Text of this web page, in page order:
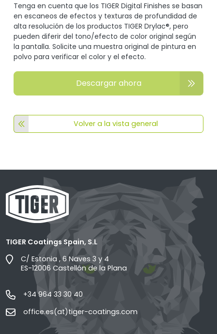
Tenga en cuenta que los TIGER Digital Finishes se basan
en escaneos de efectos y texturas de profundidad de
alta resolución de los productos TIGER Drylac®, pero
pueden diferir del tono/efecto de color original según
la pantalla. Solicite una muestra original de pintura en
polvo para verificar el color y el efecto.
Descargar ahora
Volver a la vista general
TIGER Coatings Spain, S.L
C/ Estonia , 6 Naves 3 y 4
ES-12006 Castellón de la Plana
+34 964 33 30 40
office.es(at)tiger-coatings.com